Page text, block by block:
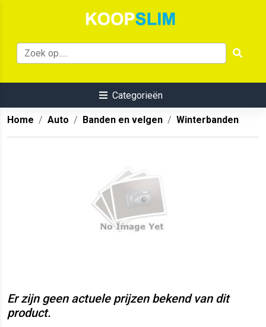
Categorieën
Home Auto Banden en velgen Winterbanden
Er zijn geen actuele prijzen bekend van dit
product.